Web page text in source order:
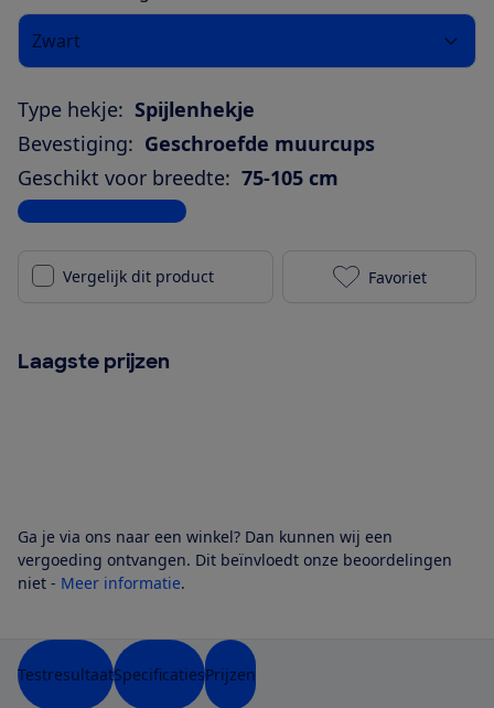
Zwart
Type hekje: Spijlenhekje
Bevestiging: Geschroefde muurcups
Geschikt voor breedte: 75-105 cm
Bekijk alle specificaties
Vergelijk dit product Lionelo
Favoriet
Laagste prijzen
Ga je via ons naar een winkel? Dan kunnen wij een
vergoeding ontvangen. Dit beïnvloedt onze beoordelingen
niet - Meer informatie.
TestresultaatSpecificatiesPrijzen